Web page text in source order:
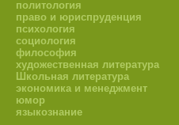
политология
право и юриспруденция
психология
социология
философия
художественная литература
Школьная литература
экономика и менеджмент
юмор
языкознание